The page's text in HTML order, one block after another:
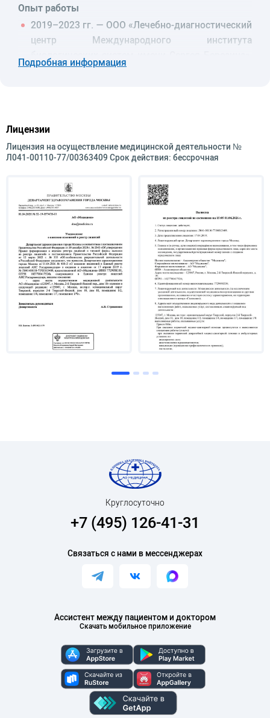
Опыт работы
2019–2023 гг. — ООО «Лечебно-диагностический
центр Международного института
биологических систем имени Сергея Березина»,
г. Санкт-Петербург, врач-рентгенолог.
Петербург, врач-рентгенолог.
2023–2025 гг. — ООО "Клиника Парацельс", г.
2024 гг. — СПБ ГБУЗ "Городская поликлиника
№ 30", заведующий отделением лучевой
диагностики.
2024–2025 гг. — Центр МРТ "Ами", г. Санкт-
Петербург, врач-рентгенолог.
С мая 2025 года — врач-радиолог в ПЭТ-КТ ИЯМ
Химки.
Дополнительное обучение
2023 г. — Российская Медицинская академия
Непрерывного Профессионального Образования
(РМАНПО), повышение квалификации по
остеоденситометрия
Подробная информация
Лицензии
Лицензия на осуществление медицинской деятельности №
Л041-00110-77/00363409 Срок действия: бессрочная
Ассистент между пациентом и доктором
Скачать мобильное приложение
Круглосуточно
+7 (495) 126-41-31
Связаться с нами в мессенджерах